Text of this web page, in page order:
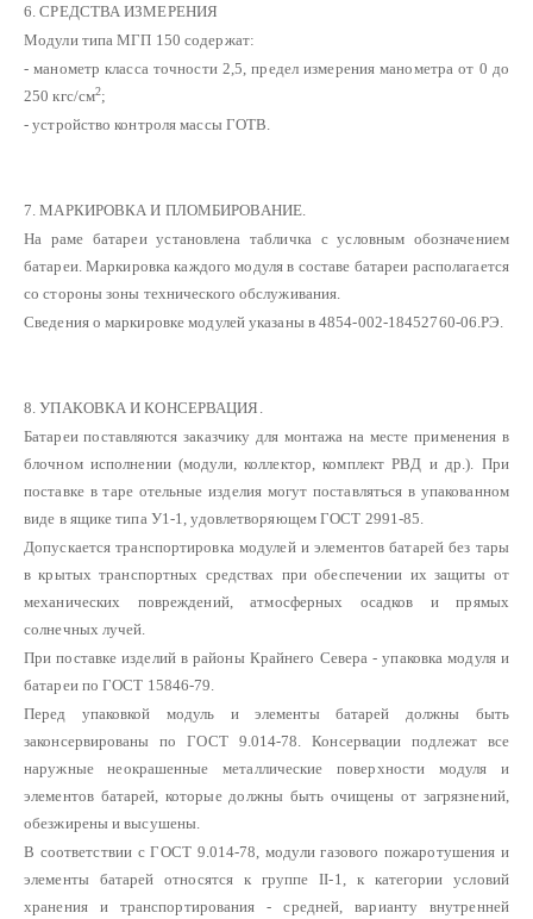
6. СРЕДСТВА ИЗМЕРЕНИЯ
Модули типа МГП 150 содержат:
- манометр класса точности 2,5, предел измерения манометра от 0 до
250 кгс/см2;
- устройство контроля массы ГОТВ.
7. МАРКИРОВКА И ПЛОМБИРОВАНИЕ.
На раме батареи установлена табличка с условным обозначением
батареи. Маркировка каждого модуля в составе батареи располагается
со стороны зоны технического обслуживания.
Сведения о маркировке модулей указаны в 4854-002-18452760-06.РЭ.
8. УПАКОВКА И КОНСЕРВАЦИЯ.
Батареи поставляются заказчику для монтажа на месте применения в
блочном исполнении (модули, коллектор, комплект РВД и др.). При
поставке в таре отельные изделия могут поставляться в упакованном
виде в ящике типа У1-1, удовлетворяющем ГОСТ 2991-85.
Допускается транспортировка модулей и элементов батарей без тары
в крытых транспортных средствах при обеспечении их защиты от
механических повреждений, атмосферных осадков и прямых
солнечных лучей.
При поставке изделий в районы Крайнего Севера - упаковка модуля и
батареи по ГОСТ 15846-79.
Перед упаковкой модуль и элементы батарей должны быть
законсервированы по ГОСТ 9.014-78. Консервации подлежат все
наружные неокрашенные металлические поверхности модуля и
элементов батарей, которые должны быть очищены от загрязнений,
обезжирены и высушены.
В соответствии с ГОСТ 9.014-78, модули газового пожаротушения и
элементы батарей относятся к группе II-1, к категории условий
хранения и транспортирования - средней, варианту внутренней